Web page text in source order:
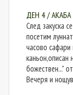
ДЕН 4 /
След закуска
посетим
часово сафари
каньон,описан
божествен...”
Вечеря и